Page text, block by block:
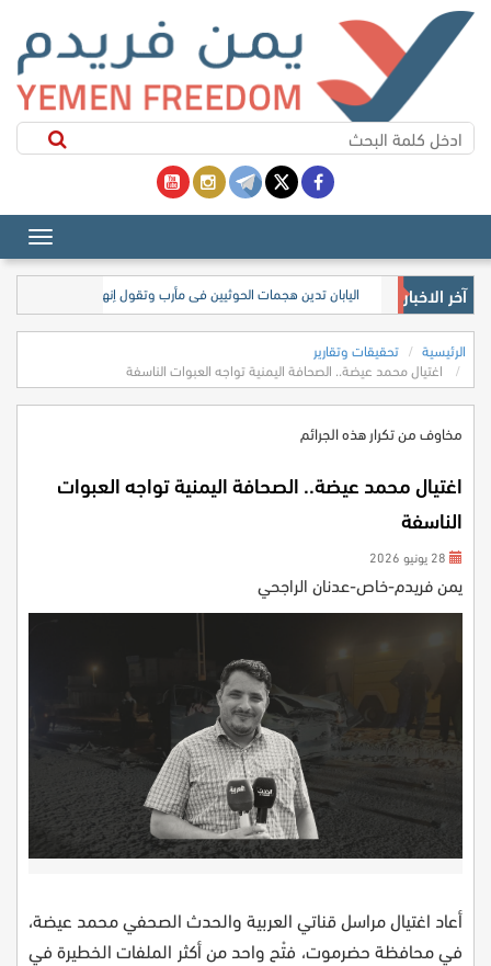
آخر الاخبار اليابان تدين هجمات الحوثيين في مأرب وتقول إنها تبعد اليمن عن
الرئيسية
تحقيقات وتقارير
اغتيال محمد عيضة.. الصحافة اليمنية تواجه العبوات الناسفة
مخاوف من تكرار هذه الجرائم
اغتيال محمد عيضة.. الصحافة اليمنية تواجه العبوات
الناسفة
يمن فريدم-خاص-عدنان الراجحي
أعاد اغتيال مراسل قناتي العربية والحدث الصحفي محمد عيضة،
في محافظة حضرموت، فتْح واحد من أكثر الملفات الخطيرة في